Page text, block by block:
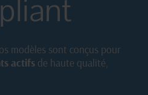
modèles sont conçus pour
actifs de haute qualité,